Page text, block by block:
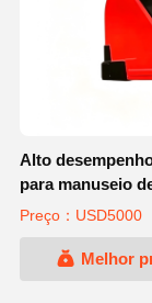
Alto
para manuseio
Preço：USD5000
Melhor